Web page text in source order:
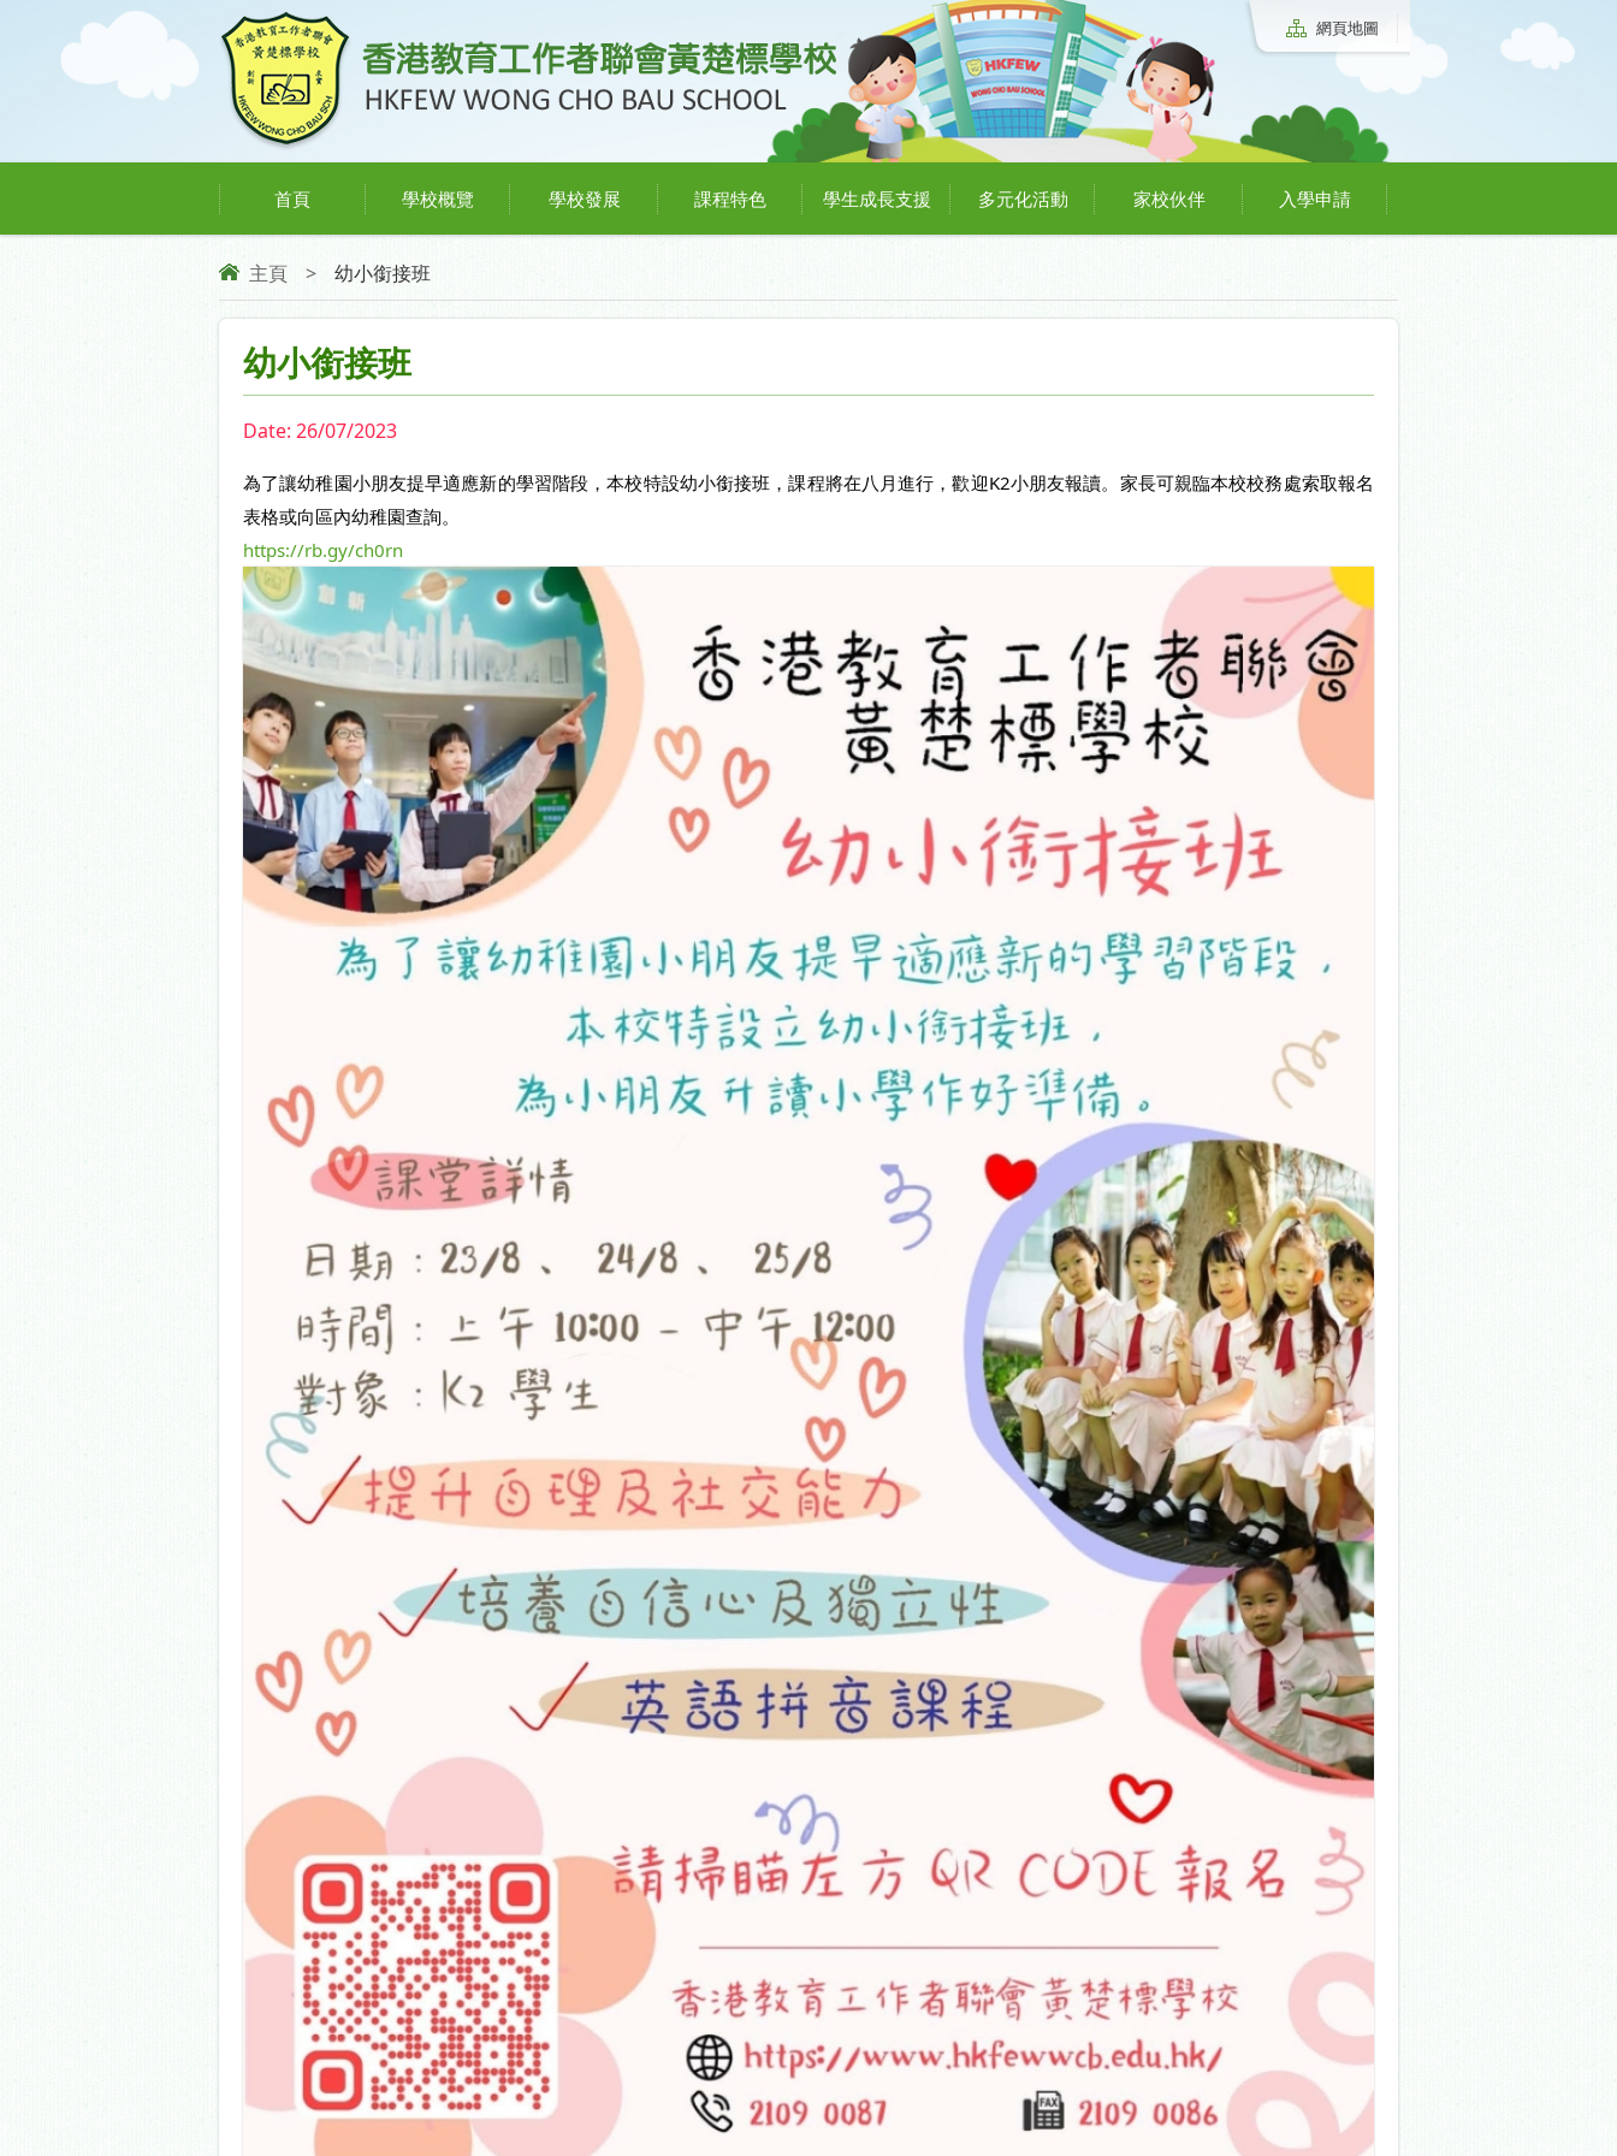
網頁地圖
首頁 學校概覽 學校發展 課程特色 學生成長支援 多元化活動 家校伙伴 入學申請
主頁 > 幼小銜接班
幼小銜接班
Date: 26/07/2023
為了讓幼稚園小朋友提早適應新的學習階段，本校特設幼小銜接班，課程將在八月進行，歡迎K2小朋友報讀。家長可親臨本校校務處索取報名
表格或向區內幼稚園查詢。
https://rb.gy/ch0rn